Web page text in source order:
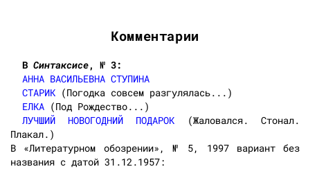
Комментарии
В Синтаксисе, № 3:
АННА ВАСИЛЬЕВНА СТУПИНА
СТАРИК(Погодка совсем разгулялась...)
ЕЛКА(Под Рождество...)
ЛУЧШИЙ НОВОГОДНИЙ ПОДАРОК (Жаловался. Стонал.
Плакал.)
В «Литературном обозрении», № 5, 1997 вариант без
названия с датой 31.12.1957: